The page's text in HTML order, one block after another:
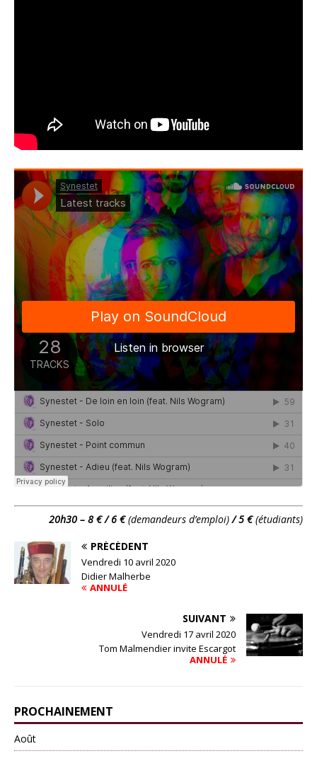
20h30 – 8 € / 6 €(demandeurs d’emploi)/ 5 €(étudiants)
PRÉCÉDENT
Vendredi 10 avril 2020
Didier Malherbe
ANNULÉ
SUIVANT
Vendredi 17 avril 2020
Tom Malmendier invite Escargot
ANNULÉ
PROCHAINEMENT
Août